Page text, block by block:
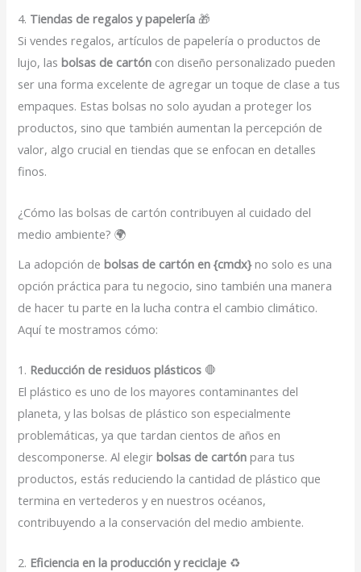
4. Tiendas de regalos y papelería 🎁
Si vendes regalos, artículos de papelería o productos de
lujo, lasbolsas de cartón con diseño personalizado pueden
ser una forma excelente de agregar un toque de clase a tus
empaques. Estas bolsas no solo ayudan a proteger los
productos, sino que también aumentan la percepción de
valor, algo crucial en tiendas que se enfocan en detalles
finos.
¿Cómo las bolsas de cartón contribuyen al cuidado del
medio ambiente? 🌍
La adopción debolsas de cartón en {cmdx}no solo es una
opción práctica para tu negocio, sino también una manera
de hacer tu parte en la lucha contra el cambio climático.
Aquí te mostramos cómo:
1. Reducción de residuos plásticos 🛑
El plástico es uno de los mayores contaminantes del
planeta, y las bolsas de plástico son especialmente
problemáticas, ya que tardan cientos de años en
descomponerse. Al elegirbolsas de cartón para tus
productos, estás reduciendo la cantidad de plástico que
termina en vertederos y en nuestros océanos,
contribuyendo a la conservación del medio ambiente.
2. Eficiencia en la producción y reciclaje ♻️